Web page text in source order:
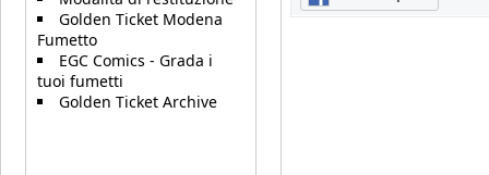
Golden Ticket Modena
Fumetto
EGC Comics - Grada i
tuoi fumetti
Golden Ticket Archive